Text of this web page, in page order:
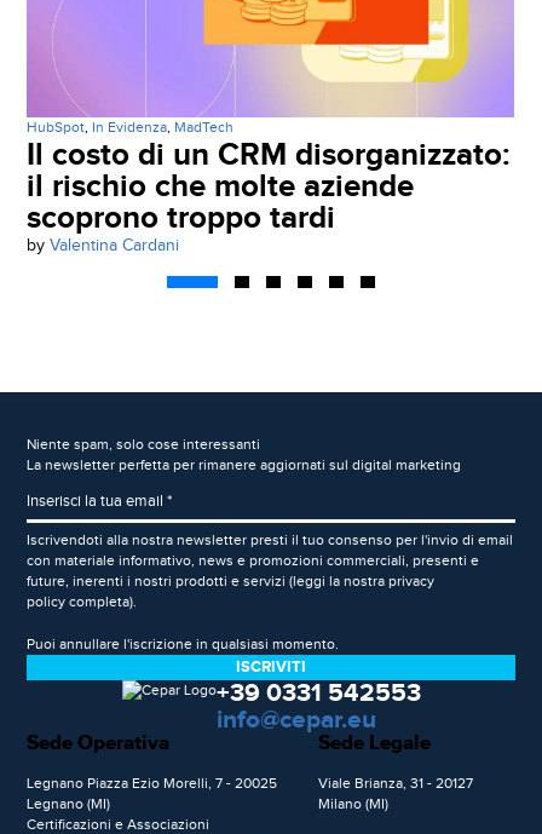
HubSpot, In Evidenza, MadTech
Il costo di un CRM disorganizzato:
il rischio che molte aziende
scoprono troppo tardi
byValentina Cardani
Niente spam, solo cose interessanti
La newsletter perfetta per rimanere aggiornati sul digital marketing
Iscrivendoti alla nostra newsletter presti il tuo consenso per l'invio di email
con materiale informativo, news e promozioni commerciali, presenti e
future, inerenti i nostri prodotti e servizi (leggi la nostra privacy
policy completa).
Puoi annullare l'iscrizione in qualsiasi momento.
+39 0331 542553
info@cepar.eu
Sede Operativa
Legnano Piazza Ezio Morelli, 7 - 20025
Legnano (MI)
Sede Legale
Viale Brianza, 31 - 20127
Milano (MI)
Certificazioni e Associazioni